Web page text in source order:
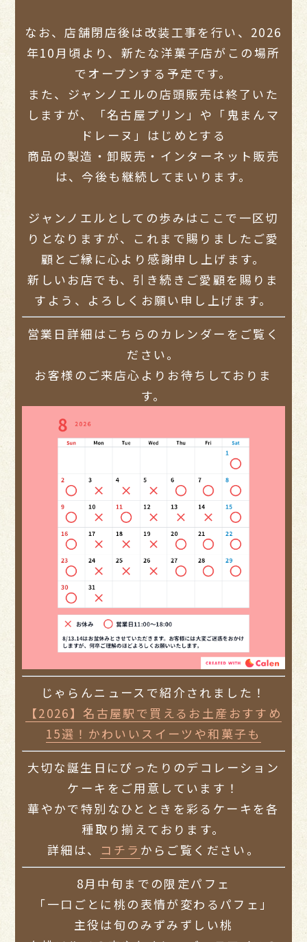
なお、店舗閉店後は改装工事を行い、2026
年10月頃より、新たな洋菓子店がこの場所
でオープンする予定です。
また、ジャンノエルの店頭販売は終了いた
しますが、「名古屋プリン」や「鬼まんマ
ドレーヌ」はじめとする
商品の製造・卸販売・インターネット販売
は、今後も継続してまいります。
ジャンノエルとしての歩みはここで一区切
りとなりますが、これまで賜りましたご愛
顧とご縁に心より感謝申し上げます。
新しいお店でも、引き続きご愛顧を賜りま
すよう、よろしくお願い申し上げます。
営業日詳細はこちらのカレンダーをご覧く
ださい。
お客様のご来店心よりお待ちしておりま
す。
じゃらんニュースで紹介されました！
【2026】名古屋駅で買えるお土産おすすめ
15選！かわいいスイーツや和菓子も
大切な誕生日にぴったりのデコレーション
ケーキをご用意しています！
華やかで特別なひとときを彩るケーキを各
種取り揃えております。
詳細は、 コチラ からご覧ください。
8月中旬までの限定パフェ
「一口ごとに桃の表情が変わるパフェ」
主役は旬のみずみずしい桃